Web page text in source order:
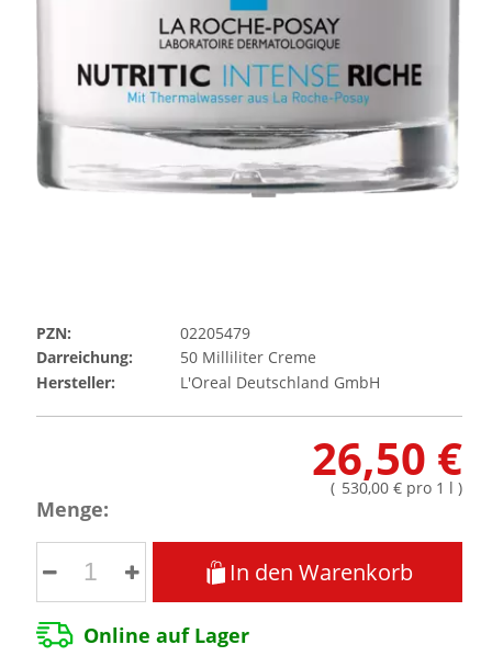
PZN:
02205479
Darreichung:
50 Milliliter Creme
Hersteller:
L'Oreal Deutschland GmbH
26,50 €
( 530,00 € pro 1 l)
Menge:
In den Warenkorb
Online auf Lager